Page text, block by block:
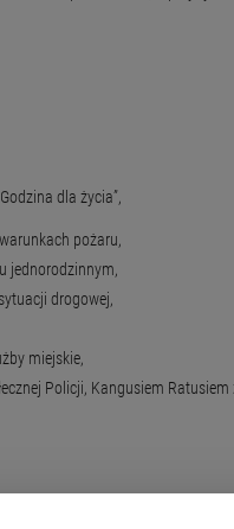
dla życia”,
pożaru,
jednorodzinnym,
drogowej,
miejskie,
Policji, Kangusiem